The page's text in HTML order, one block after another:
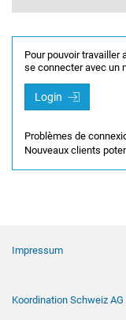
Pour pouvoir travailler
se connecter avec un
Login
Problèmes de
Nouveaux clients
Impressum
Koordination Schweiz AG